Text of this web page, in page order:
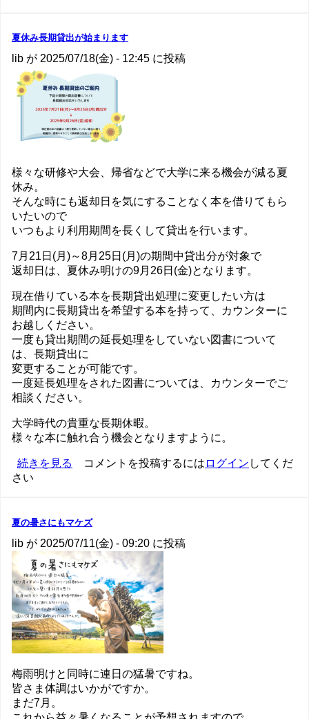
開
始
に
向
け
夏休み長期貸出が始まります
lib が 2025/07/18(金) - 12:45 に投稿
様々な研修や大会、帰省などで大学に来る機会が減る夏
休み。
そんな時にも返却日を気にすることなく本を借りてもら
いたいので
いつもより利用期間を長くして貸出を行います。
7月21日(月)～8月25日(月)の期間中貸出分が対象で
返却日は、夏休み明けの9月26日(金)となります。
現在借りている本を長期貸出処理に変更したい方は
期間内に長期貸出を希望する本を持って、カウンターに
お越しください。
一度も貸出期間の延長処理をしていない図書について
は、長期貸出に
変更することが可能です。
一度延長処理をされた図書については、カウンターでご
相談ください。
大学時代の貴重な長期休暇。
様々な本に触れ合う機会となりますように。
夏
休
期
出
が
始
ま
り
ま
す
の
続きを見る コメントを投稿するには ログイン してくだ
さい
夏の暑さにもマケズ
lib が 2025/07/11(金) - 09:20 に投稿
梅雨明けと同時に連日の猛暑ですね。
皆さま体調はいかがですか。
まだ7月。